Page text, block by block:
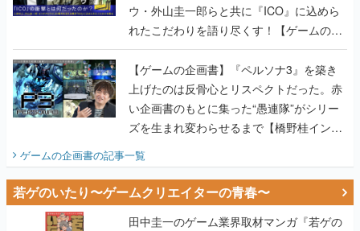
ウ・外山圭一郎らと共に『ICO』に込めら
れたこだわりを語り尽くす！【ゲームの企
画書】
【ゲームの企画書】『ペルソナ3』を築き
上げたのは反骨心とリスペクトだった。赤
い企画書のもとに集った“愚連隊”がシリー
ズを生まれ変わらせるまで【橋野桂インタ
ゲームの企画書の記事一覧
若ゲのいたり〜ゲームクリエイターの青春〜
田中圭一のゲーム業界取材マンガ『若ゲの